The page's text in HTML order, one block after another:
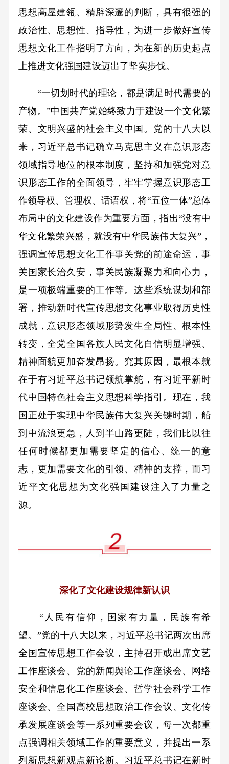
思想高屋建瓴、精辟深邃的判断，具有很强的
政治性、思想性、指导性，为进一步做好宣传
思想文化工作指明了方向，为在新的历史起点
上推进文化强国建设迈出了坚实步伐。
“一切划时代的理论，都是满足时代需要的
产物。”中国共产党始终致力于建设一个文化繁
荣、文明兴盛的社会主义中国。党的十八大以
来，习近平总书记确立马克思主义在意识形态
领域指导地位的根本制度，坚持和加强党对意
识形态工作的全面领导，牢牢掌握意识形态工
作领导权、管理权、话语权，将“五位一体”总体
布局中的文化建设作为重要方面，指出“没有中
华文化繁荣兴盛，就没有中华民族伟大复兴”，
强调宣传思想文化工作事关党的前途命运，事
关国家长治久安，事关民族凝聚力和向心力，
是一项极端重要的工作等。这些系统谋划和部
署，推动新时代宣传思想文化事业取得历史性
成就，意识形态领域形势发生全局性、根本性
转变，全党全国各族人民文化自信明显增强、
精神面貌更加奋发昂扬。究其原因，最根本就
在于有习近平总书记领航掌舵，有习近平新时
代中国特色社会主义思想科学指引。现在，我
国正处于实现中华民族伟大复兴关键时期，船
到中流浪更急，人到半山路更陡，我们比以往
任何时候都更加需要坚定的信心、统一的意
志，更加需要文化的引领、精神的支撑，而习
近平文化思想为文化强国建设注入了力量之
源。
深化了文化建设规律新认识
“人民有信仰，国家有力量，民族有希
望。”党的十八大以来，习近平总书记两次出席
全国宣传思想工作会议，主持召开或出席文艺
工作座谈会、党的新闻舆论工作座谈会、网络
安全和信息化工作座谈会、哲学社会科学工作
座谈会、全国高校思想政治工作会议、文化传
承发展座谈会等一系列重要会议，每一次都重
点强调相关领域工作的重要意义，并提出一系
列新思想新观点新论断。习近平总书记在新时